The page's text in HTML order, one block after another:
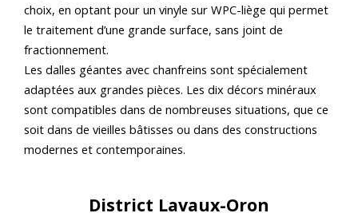
choix, en optant pour un vinyle sur WPC-liège qui permet
le traitement d’une grande surface, sans joint de
fractionnement.
Les dalles géantes avec chanfreins sont spécialement
adaptées aux grandes pièces. Les dix décors minéraux
sont compatibles dans de nombreuses situations, que ce
soit dans de vieilles bâtisses ou dans des constructions
modernes et contemporaines.
District Lavaux-Oron